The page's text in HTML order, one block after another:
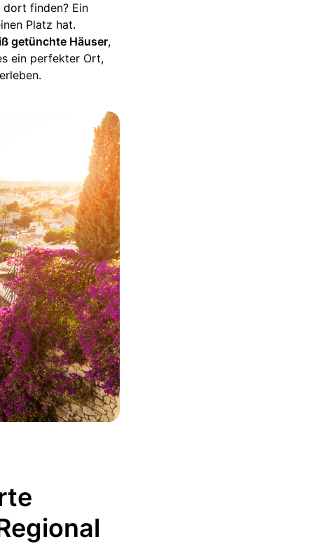
dort finden? Ein
Platz hat.
getünchte Häuser,
ein perfekter Ort,